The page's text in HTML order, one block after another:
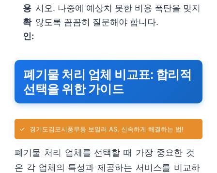
용
확
인:
시오. 나중에 예상치 못한 비용 폭탄을 맞지
않도록 꼼꼼히 질문해야 합니다.
폐기물 처리 업체 비교표: 합리적
선택을 위한 가이드
✓ 경기도김포시풍무동 보일러 AS, 신속하게 해결하는 법!
폐기물 처리 업체를 선택할 때 가장 중요한 것
은 각 업체의 특성과 제공하는 서비스를 비교하